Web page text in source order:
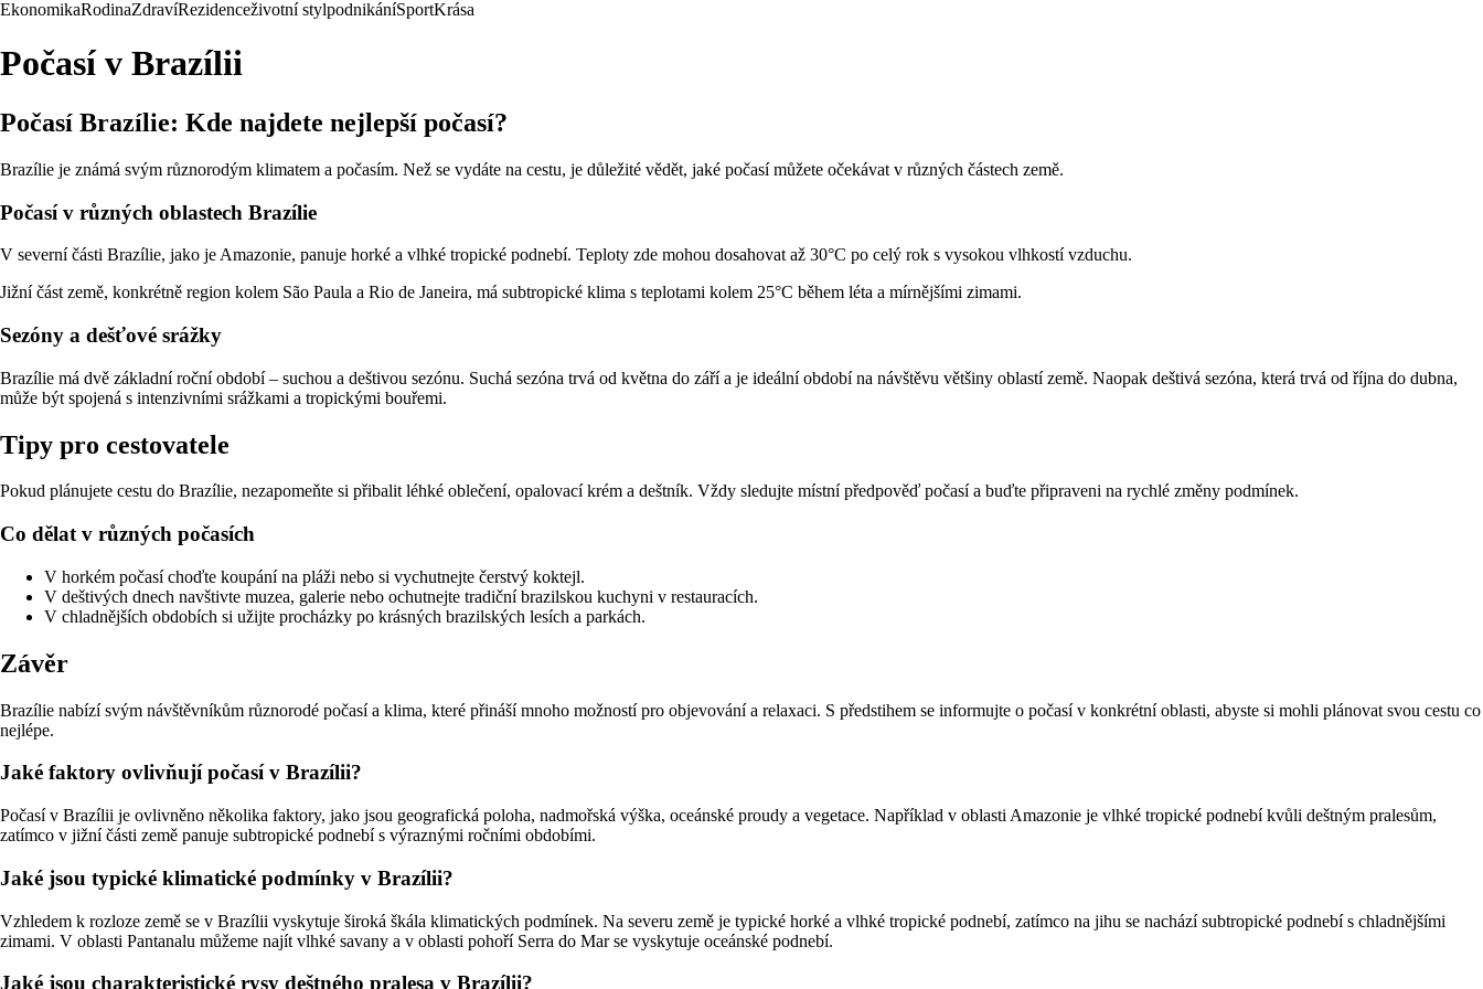
EkonomikaRodinaZdravíRezidenceživotní stylpodnikáníSportKrása
Počasí v Brazílii
Počasí Brazílie: Kde najdete nejlepší počasí?
Brazílie je známá svým různorodým klimatem a počasím. Než se vydáte na cestu, je důležité vědět, jaké počasí můžete očekávat v různých částech země.
Počasí v různých oblastech Brazílie
V severní části Brazílie, jako je Amazonie, panuje horké a vlhké tropické podnebí. Teploty zde mohou dosahovat až 30°C po celý rok s vysokou vlhkostí vzduchu.
Jižní část země, konkrétně region kolem São Paula a Rio de Janeira, má subtropické klima s teplotami kolem 25°C během léta a mírnějšími zimami.
Sezóny a dešťové srážky
Brazílie má dvě základní roční období – suchou a deštivou sezónu. Suchá sezóna trvá od května do září a je ideální období na návštěvu většiny oblastí země. Naopak deštivá sezóna, která trvá od října do dubna,
může být spojená s intenzivními srážkami a tropickými bouřemi.
Tipy pro cestovatele
Pokud plánujete cestu do Brazílie, nezapomeňte si přibalit léhké oblečení, opalovací krém a deštník. Vždy sledujte místní předpověď počasí a buďte připraveni na rychlé změny podmínek.
Co dělat v různých počasích
V horkém počasí choďte koupání na pláži nebo si vychutnejte čerstvý koktejl.
V deštivých dnech navštivte muzea, galerie nebo ochutnejte tradiční brazilskou kuchyni v restauracích.
V chladnějších obdobích si užijte procházky po krásných brazilských lesích a parkách.
Závěr
Brazílie nabízí svým návštěvníkům různorodé počasí a klima, které přináší mnoho možností pro objevování a relaxaci. S předstihem se informujte o počasí v konkrétní oblasti, abyste si mohli plánovat svou cestu co
nejlépe.
Jaké faktory ovlivňují počasí v Brazílii?
Počasí v Brazílii je ovlivněno několika faktory, jako jsou geografická poloha, nadmořská výška, oceánské proudy a vegetace. Například v oblasti Amazonie je vlhké tropické podnebí kvůli deštným pralesům,
zatímco v jižní části země panuje subtropické podnebí s výraznými ročními obdobími.
Jaké jsou typické klimatické podmínky v Brazílii?
Vzhledem k rozloze země se v Brazílii vyskytuje široká škála klimatických podmínek. Na severu země je typické horké a vlhké tropické podnebí, zatímco na jihu se nachází subtropické podnebí s chladnějšími
zimami. V oblasti Pantanalu můžeme najít vlhké savany a v oblasti pohoří Serra do Mar se vyskytuje oceánské podnebí.
Jaké jsou charakteristické rysy deštného pralesa v Brazílii?